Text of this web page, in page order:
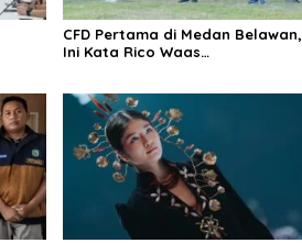
CFD Pertama di Medan Belawan,
Ini Kata Rico Waas…